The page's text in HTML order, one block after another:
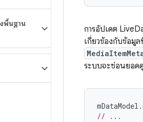
พื้นฐาน
การอัปเดต
เกี่ยวข้องกับข้อมู
ระบบจะซ่อนยอด
mDataModel .
// ...